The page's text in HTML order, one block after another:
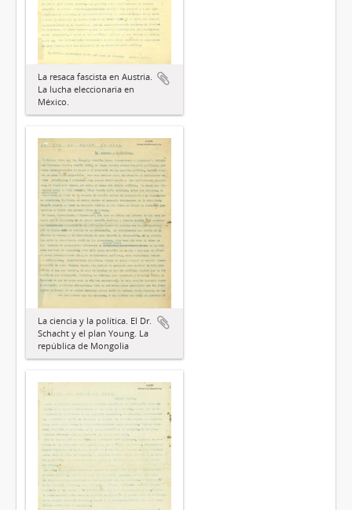
La resaca fascista en Austria.
La lucha eleccionaria en
México.
La ciencia y la política. El Dr.
Schacht y el plan Young. La
república de Mongolia